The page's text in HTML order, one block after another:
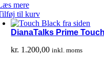
mere
til kurv
DianaTalks Prime
kr. 1.200,00 inkl. moms